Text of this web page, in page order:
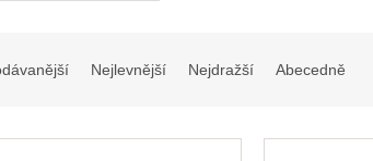
Nejlevnější Nejdražší Abecedně